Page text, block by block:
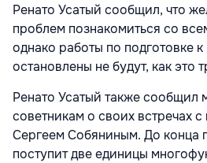
Ренато Усатый сообщил, что
проблем познакомиться со
однако работы по подготовке
остановлены не будут, как это
Ренато Усатый также сообщил
советникам о своих встречах
Сергеем Собяниным. До конца
поступит две единицы